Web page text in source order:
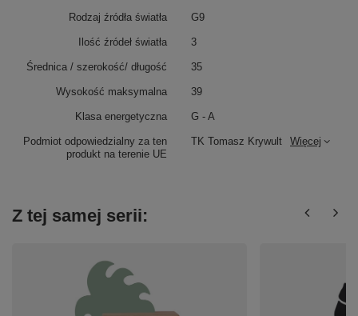
Podmiot odpowiedzialny za ten
produkt na terenie UE
TK Tomasz Krywult Więcej
Rodzaj źródła światła G9
Ilość źródeł światła 3
Średnica / szerokość/ długość 35
Wysokość maksymalna 39
Klasa energetyczna G - A
Z tej samej serii: